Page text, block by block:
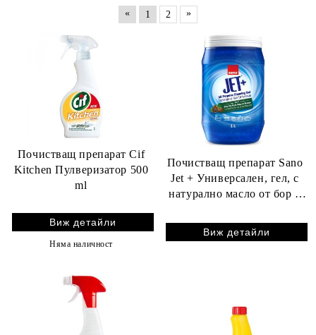
«
1 2 »
Почистващ препарат Cif
Kitchen Пулверизатор 500
ml
Виж детайли
Няма наличност
Почистващ препарат Sano
Jet + Универсален, гел, с
натурално масло от бор 1
Виж детайли